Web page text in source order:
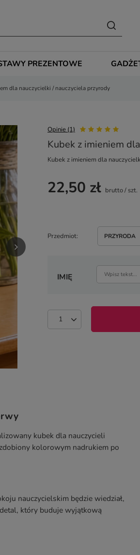
PREZENTOWE
dla nauczycielki / nauczyciela przyrody
Opinie (1)
Kubek z imieniem
Kubek z imieniem dla
Przedmiot PRZYRODA
22,50 zł brutto/ szt.
IMIĘ
kubek dla nauczycieli
kolorowym nadrukiem po
nauczycielskim będzie wiedział,
który buduje wyjątkową